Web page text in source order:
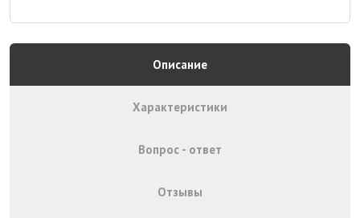
Описание
Характеристики
Вопрос - ответ
Отзывы